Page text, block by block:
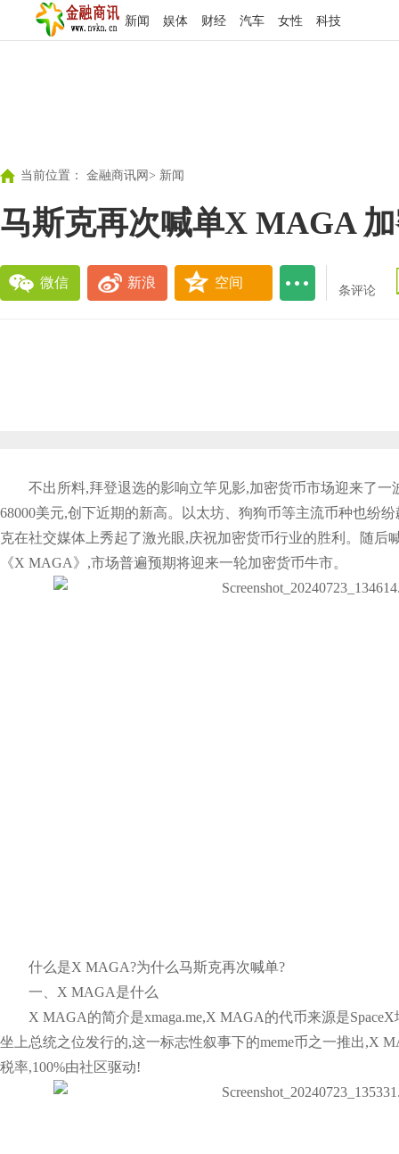
新闻 娱体 财经 汽车 女性 科技
当前位置： 金融商讯网 > 新闻
马斯克再次喊单X MAGA
微信 新浪 空间
条评论
不出所料,拜登退选的影响立竿见影,加密货币市场迎来了一
68000美元,创下近期的新高。以太坊、狗狗币等主流币种也纷
克在社交媒体上秀起了激光眼,庆祝加密货币行业的胜利。随后
《X MAGA》,市场普遍预期将迎来一轮加密货币牛市。
什么是X MAGA?为什么马斯克再次喊单?
一、X MAGA是什么
X MAGA的简介是xmaga.me,X MAGA的代币来源是
坐上总统之位发行的,这一标志性叙事下的meme币之一推出,X
税率,100%由社区驱动!